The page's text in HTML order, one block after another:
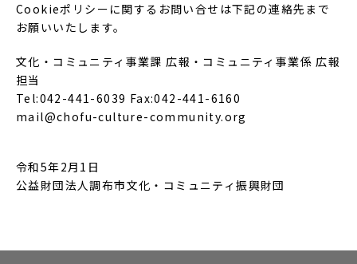
Cookieポリシーに関するお問い合せは下記の連絡先まで
お願いいたします。
文化・コミュニティ事業課 広報・コミュニティ事業係 広報
担当
Tel:042-441-6039 Fax:042-441-6160
mail@chofu-culture-community.org
令和5年2月1日
公益財団法人調布市文化・コミュニティ振興財団